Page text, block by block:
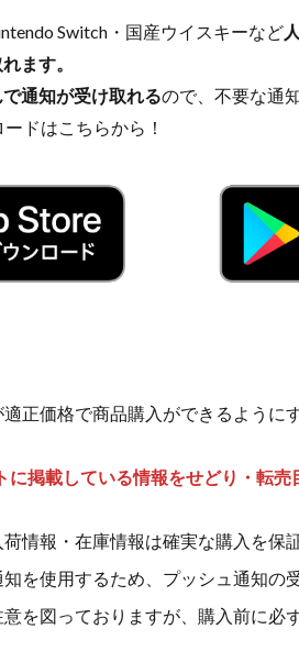
Switch・国産ウイスキーなど
ます。
通知が受け取れるので、不要な通
ドはこちらから！
正価格で商品購入ができるように
に掲載している情報をせどり・転
情報・在庫情報は確実な購入を保
を使用するため、プッシュ通知の
を図っておりますが、購入前に必